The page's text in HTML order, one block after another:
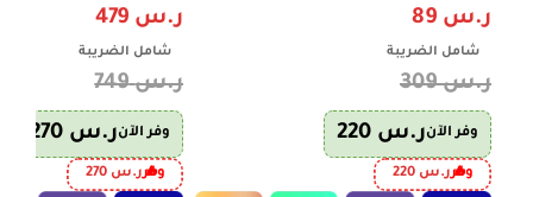
ر.س
شامل الضريبة
ر.س309
وفر الآنر.س
وفرر.س 220
ر.س
شامل الضريبة
ر.س749
وفر الآنر.س
وفرر.س 270